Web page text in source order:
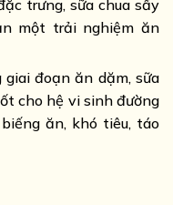
trưng, sữa chua sấy
một trải nghiệm ăn
đoạn ăn dặm, sữa
cho hệ vi sinh đường
ăn, khó tiêu, táo
- Vị Đào - 20g quantity